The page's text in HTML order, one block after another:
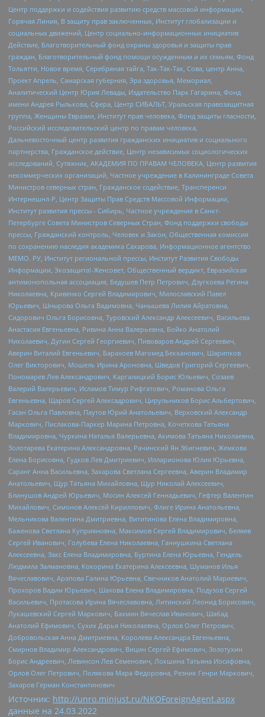
Центр поддержки и содействия развитию средств массовой информации,
Горячая Линия, В защиту прав заключенных, Институт глобализации и
социальных движений, Центр социально-информационных инициатив
Действие, Благотворительный фонд охраны здоровья и защиты прав
граждан, Благотворительный фонд помощи осужденным и их семьям, Фонд
Тольятти, Новое время, Серебряная тайга, Так-Так-Так, Сова, центр Анна,
Проект Апрель, Самарская губерния, Эра здоровья, Мемориал,
Аналитический Центр Юрия Левады, Издательство Парк Гагарина, Фонд
имени Андрея Рылькова, Сфера, Центр СИБАЛЬТ, Уральская правозащитная
группа, Женщины Евразии, Институт прав человека, Фонд защиты гласности,
Российский исследовательский центр по правам человека,
Дальневосточный центр развития гражданских инициатив и социального
партнерства, Гражданское действие, Центр независимых социологических
исследований, Сутяжник, АКАДЕМИЯ ПО ПРАВАМ ЧЕЛОВЕКА, Центр развития
некоммерческих организаций, Частное учреждение в Калининграде Совета
Министров северных стран, Гражданское содействие, Трансперенси
Интернешнл-Р, Центр Защиты Прав Средств Массовой Информации,
Институт развития прессы - Сибирь, Частное учреждение в Санкт-
Петербурге Совета Министров Северных Стран, Фонд поддержки свободы
прессы, Гражданский контроль, Человек и Закон, Общественная комиссия
по сохранению наследия академика Сахарова, Информационное агентство
МЕМО. РУ, Институт региональной прессы, Институт Развития Свободы
Информации, Экозащита!-Женсовет, Общественный вердикт, Евразийская
антимонопольная ассоциация, Бедушев Петр Петрович, Дзугкоева Регина
Николаевна, Кривенко Сергей Владимирович, Милославский Павел
Юрьевич, Шнырова Ольга Вадимовна, Чанышева Лилия Айратовна,
Сидорович Ольга Борисовна, Туровский Александр Алексеевич, Васильева
Анастасия Евгеньевна, Ривина Анна Валерьевна, Бойко Анатолий
Николаевич, Дугин Сергей Георгиевич, Пивоваров Андрей Сергеевич,
Аверин Виталий Евгеньевич, Барахоев Магомед Бекханович, Шарипков
Олег Викторович, Мошель Ирина Ароновна, Шведов Григорий Сергеевич,
Пономарев Лев Александрович, Каргалицкий Борис Юльевич, Созаев
Валерий Валерьевич, Исламов Тимур Рифгатович, Романова Ольга
Евгеньевна, Щаров Сергей Алексадрович, Цирульников Борис Альбертович,
Гасан Ольга Павловна, Паутов Юрий Анатольевич, Верховский Александр
Маркович, Пислакова-Паркер Марина Петровна, Кочеткова Татьяна
Владимировна, Чуркина Наталья Валерьевна, Акимова Татьяна Николаевна,
Золотарева Екатерина Александровна, Рачинский Ян Збигневич, Жемкова
Елена Борисовна, Гудков Лев Дмитриевич, Илларионова Юлия Юрьевна,
Саранг Анна Васильевна, Захарова Светлана Сергеевна, Аверин Владимир
Анатольевич, Щур Татьяна Михайловна, Щур Николай Алексеевич,
Блинушов Андрей Юрьевич, Мосин Алексей Геннадьевич, Гефтер Валентин
Михайлович, Симонов Алексей Кириллович, Флиге Ирина Анатольевна,
Мельникова Валентина Дмитриевна, Вититинова Елена Владимировна,
Баженова Светлана Куприяновна, Максимов Сергей Владимирович, Беляев
Сергей Иванович, Голубева Елена Николаевна, Ганнушкина Светлана
Алексеевна, Закс Елена Владимировна, Буртина Елена Юрьевна, Гендель
Людмила Залмановна, Кокорина Екатерина Алексеевна, Шуманов Илья
Вячеславович, Арапова Галина Юрьевна, Свечников Анатолий Мариевич,
Прохоров Вадим Юрьевич, Шахова Елена Владимировна, Подузов Сергей
Васильевич, Протасова Ирина Вячеславовна, Литинский Леонид Борисович,
Лукашевский Сергей Маркович, Бахмин Вячеслав Иванович, Шабад
Анатолий Ефимович, Сухих Дарья Николаевна, Орлов Олег Петрович,
Добровольская Анна Дмитриевна, Королева Александра Евгеньевна,
Смирнов Владимир Александрович, Вицин Сергей Ефимович, Золотухин
Борис Андреевич, Левинсон Лев Семенович, Локшина Татьяна Иосифовна,
Орлов Олег Петрович, Полякова Мара Федоровна, Резник Генри Маркович,
Захаров Герман Константинович
Источник: http://unro.minjust.ru/NKOForeignAgent.aspx
данные на 24.03.2022